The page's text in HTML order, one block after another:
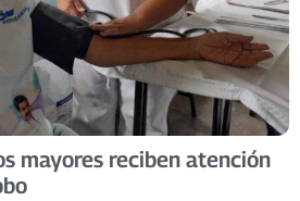
mayores reciben atención